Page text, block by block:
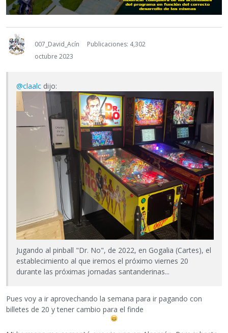
007_David_Acín
Publicaciones: 4,302
octubre 2023
@claalc dijo:
Jugando al pinball "Dr. No", de 2022, en Gogalia (Cartes), el
establecimiento al que iremos el próximo viernes 20
durante las próximas jornadas santanderinas...
Pues voy a ir aprovechando la semana para ir pagando con
billetes de 20 y tener cambio para el finde